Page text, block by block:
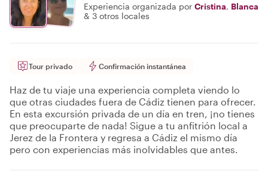
Experiencia organizada por Cristina, Blanca
& 3 otros locales
Tour privado Confirmación instantánea
Haz de tu viaje una experiencia completa viendo lo
que otras ciudades fuera de Cádiz tienen para ofrecer.
En esta excursión privada de un día en tren, ¡no tienes
que preocuparte de nada! Sigue a tu anfitrión local a
Jerez de la Frontera y regresa a Cádiz el mismo día
pero con experiencias más inolvidables que antes.